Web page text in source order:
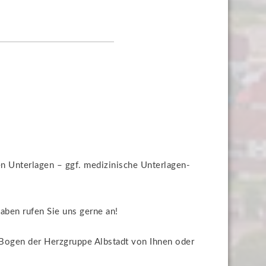
Unterlagen – ggf. medizinische Unterlagen-
rufen Sie uns gerne an!
der Herzgruppe Albstadt von Ihnen oder